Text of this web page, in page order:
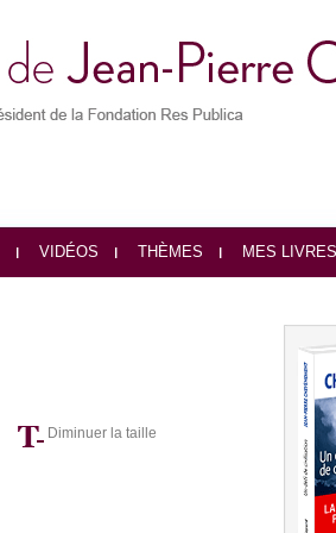
VIDÉOS THÈMES MES LIVRES
Diminuer la taille